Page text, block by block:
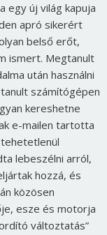
egy új világ kapuja
apró sikerért
belső erőt,
ismert. Megtanult
után használni
számítógépen
kereshetne
e-mailen tartotta
lebeszélni arról,
hozzá, és
közösen
esze és motorja
változtatás”